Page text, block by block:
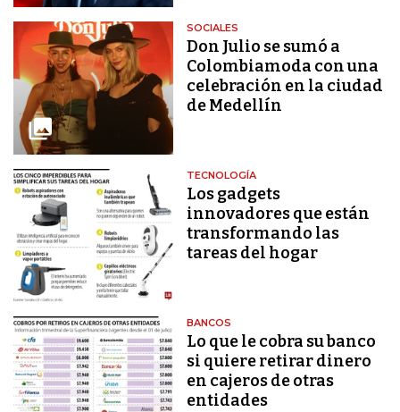
SOCIALES
Don Julio se sumó a
Colombiamoda con una
celebración en la ciudad
de Medellín
TECNOLOGÍA
Los gadgets
innovadores que están
transformando las
tareas del hogar
BANCOS
Lo que le cobra su banco
si quiere retirar dinero
en cajeros de otras
entidades